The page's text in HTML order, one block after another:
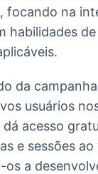
focando na
habilidades
da
usuários
dá acesso
e sessões
os a